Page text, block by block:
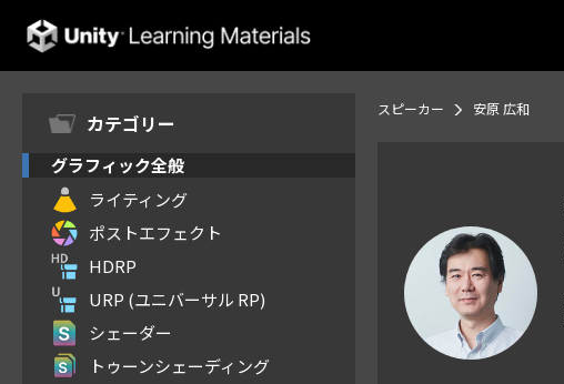
Unity Learning Materials
カテゴリー
グラフィック全般
ライティング
ポストエフェクト
HDRP
URP (ユニバーサル RP)
シェーダー
トゥーンシェーディング
スピーカー 安原 広和